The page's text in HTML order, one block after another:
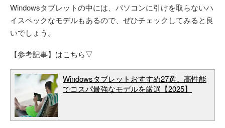
Windowsタブレットの中には、パソコンに引けを取らないハ
イスペックなモデルもあるので、ぜひチェックしてみると良
いでしょう。
【参考記事】はこちら▽
Windowsタブレットおすすめ27選。高性能
でコスパ最強なモデルを厳選【2025】